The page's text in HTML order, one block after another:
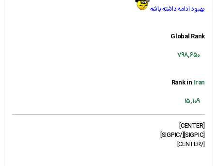
بهبود ادامه داشته باشه
Global Rank
798,650
Rank in Iran
15,109
[CENTER]
[SIGPIC][/SIGPIC]
[/CENTER]